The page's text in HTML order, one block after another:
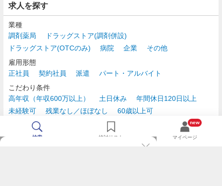
求人を探す
業種
調剤薬局
ドラッグストア(調剤併設)
ドラッグストア(OTCのみ)
病院 企業
その他
雇用形態
正社員
契約社員 派遣
パート・アルバイト
こだわり条件
高年収（年収600万以上）
土日休み
年間休日120日以上
未経験可
残業なし／ほぼなし
60歳以上可
時給2,500円以上
検索 検討リスト
new
マイページ